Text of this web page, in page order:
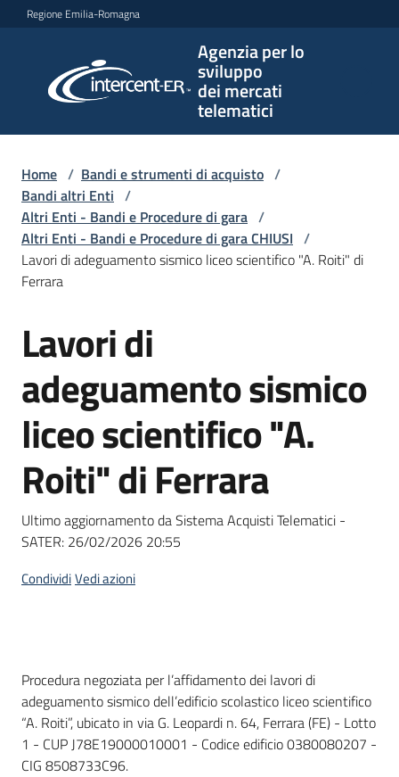
Vai al contenuto
Vai alla navigazione
Vai al footer
Regione Emilia-Romagna
Agenzia per lo
sviluppo
dei mercati
telematici
per lo
sviluppo
telematici
L'Agenzia
Bandi
e
di
Supporto
Piattaforme
telematiche
English
site
Home / Bandi e strumenti di acquisto /
Bandi altri Enti /
Altri Enti - Bandi e Procedure di gara /
Altri Enti - Bandi e Procedure di gara CHIUSI /
Lavori di adeguamento sismico liceo scientifico "A. Roiti" di
Ferrara
Salta al contenuto
Lavori di
adeguamento sismico
liceo scientifico "A.
Roiti" di Ferrara
Ultimo aggiornamento da Sistema Acquisti Telematici -
SATER: 26/02/2026 20:55
CondividiVedi azioni
Dati del bando
Procedura negoziata per l’affidamento dei lavori di
adeguamento sismico dell’edificio scolastico liceo scientifico
“A. Roiti”, ubicato in via G. Leopardi n. 64, Ferrara (FE) - Lotto
1 - CUP J78E19000010001 - Codice edificio 0380080207 -
CIG 8508733C96.